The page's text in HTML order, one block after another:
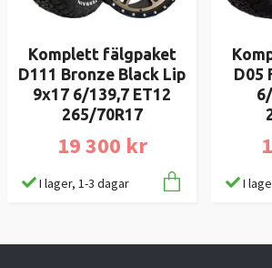
Komplett fälgpaket
D111 Bronze Black Lip
9x17 6/139,7 ET12
265/70R17
19 300 kr
I lager, 1-3 dagar
D05
I